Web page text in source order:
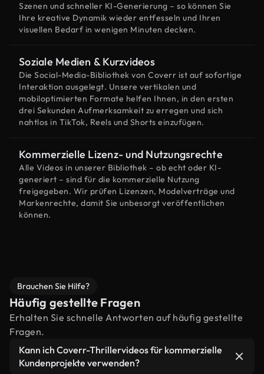
Szenen und schneller KI-Generierung – so können Sie
Ihre kreative Dynamik wieder entfesseln und Ihren
visuellen Bedarf in wenigen Minuten decken.
Soziale Medien & Kurzvideos
Die Social-Media-Bibliothek von Coverr ist auf sofortige
Interaktion ausgelegt. Unsere vertikalen und
mobiloptimierten Formate helfen Ihnen, in den ersten
drei Sekunden Aufmerksamkeit zu erregen und sich
nahtlos in TikTok, Reels und Shorts einzufügen.
Kommerzielle Lizenz- und Nutzungsrechte
Alle Videos in unserer Bibliothek – ob echt oder KI-
generiert – sind für die kommerzielle Nutzung
freigegeben. Wir prüfen Lizenzen, Modelverträge und
Markenrechte, damit Sie unbesorgt veröffentlichen
können.
Brauchen Sie Hilfe?
Häufig gestellte Fragen
Erhalten Sie schnelle Antworten auf häufig gestellte
Fragen.
Kann ich Coverr-Thrillervideos für kommerzielle
Kundenprojekte verwenden?